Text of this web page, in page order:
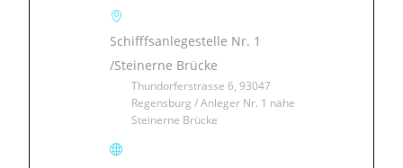
Schifffsanlegestelle Nr. 1
/Steinerne Brücke
Thundorferstrasse 6, 93047
Regensburg / Anleger Nr. 1 nähe
Steinerne Brücke